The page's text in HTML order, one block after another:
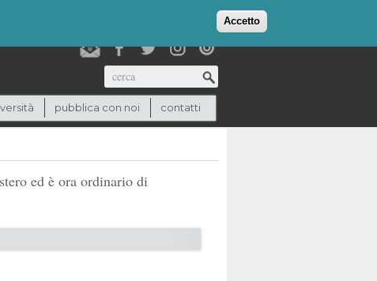
Accetto
(0)
Cerca
pubblica con noi contatti
ed è ora ordinario di